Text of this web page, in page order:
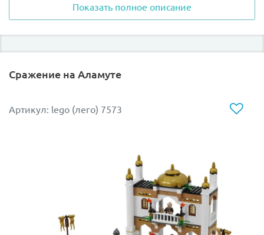
активировали бомбы, заложенные в его опоры.
Перекрытия не выдержали и обвалились. Тётя Мэй
попала в огненную западню, из которой ей самой
никогда не выбраться. На помощь доброй женщине
Питера Паркера на мосту осталась машина такси,
Из деталей набора Лего 76057 Вы сможете построить
часть моста, ставшего полем битвы между злодеями и
воинами паутины. Вся конструкция выполнена из
элементов серых оттенков.
Показать полное описание
Сражение на Аламуте
Артикул: lego (лего) 7573